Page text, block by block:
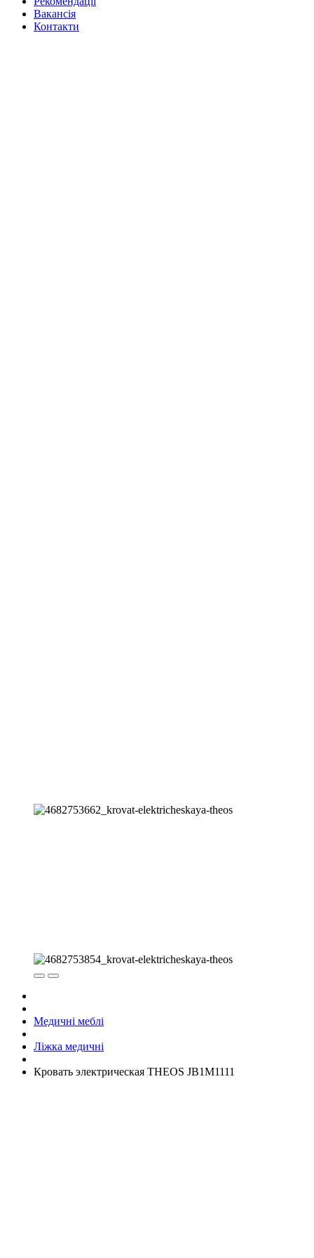
Вакансiя
Контакти
Медичні меблі
Ліжка медичні
Кровать электрическая THEOS JB1M1111